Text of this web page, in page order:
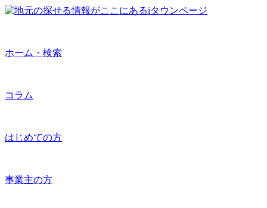
ホーム・検索
コラム
はじめての方
事業主の方